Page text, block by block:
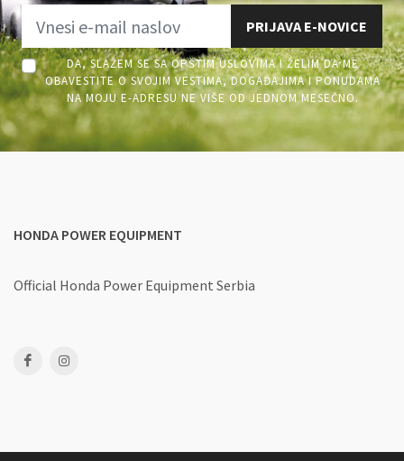
PRIJAVA E-NOVICE
DA, SLAŽEM SE SA OPŠTIM USLOVIMA I ŽELIM DA ME
OBAVESTITE O SVOJIM VESTIMA, DOGAĐAJIMA I PONUDAMA
NA MOJU E-ADRESU NE VIŠE OD JEDNOM MESEČNO.
HONDA POWER EQUIPMENT
Official Honda Power Equipment Serbia